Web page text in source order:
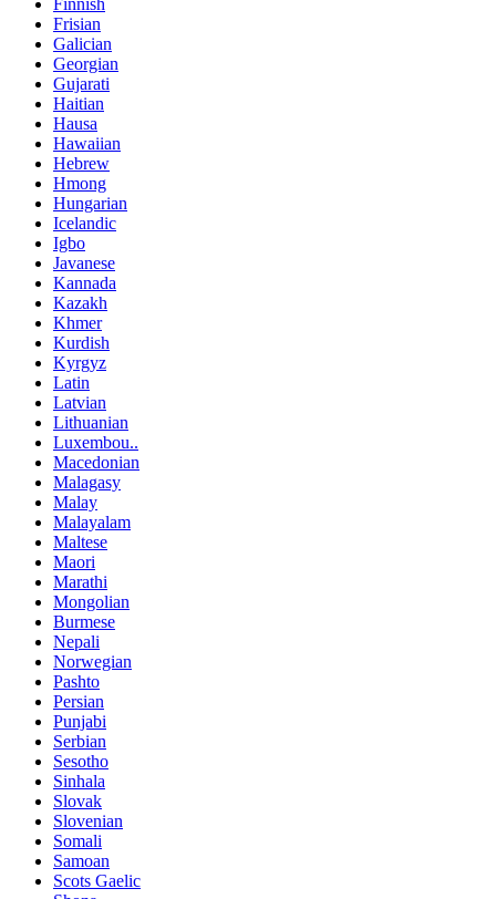
Finnish
Frisian
Galician
Georgian
Gujarati
Haitian
Hausa
Hawaiian
Hebrew
Hmong
Hungarian
Icelandic
Igbo
Javanese
Kannada
Kazakh
Khmer
Kurdish
Kyrgyz
Latin
Latvian
Lithuanian
Luxembou..
Macedonian
Malagasy
Malay
Malayalam
Maltese
Maori
Marathi
Mongolian
Burmese
Nepali
Norwegian
Pashto
Persian
Punjabi
Serbian
Sesotho
Sinhala
Slovak
Slovenian
Somali
Samoan
Scots Gaelic